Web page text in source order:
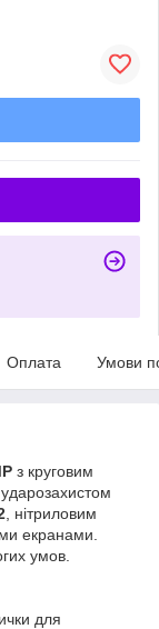
Оплата Умови
з круговим
, ударозахистом
, нітриловим
екранами.
умов.
для